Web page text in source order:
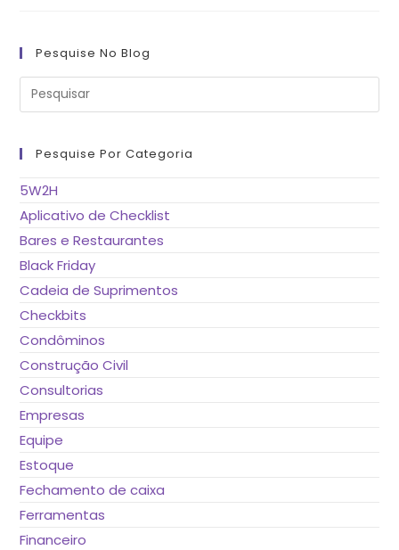
Pesquise No Blog
Pesquise Por Categoria
5W2H
Aplicativo de Checklist
Bares e Restaurantes
Black Friday
Cadeia de Suprimentos
Checkbits
Condôminos
Construção Civil
Consultorias
Empresas
Equipe
Estoque
Fechamento de caixa
Ferramentas
Financeiro